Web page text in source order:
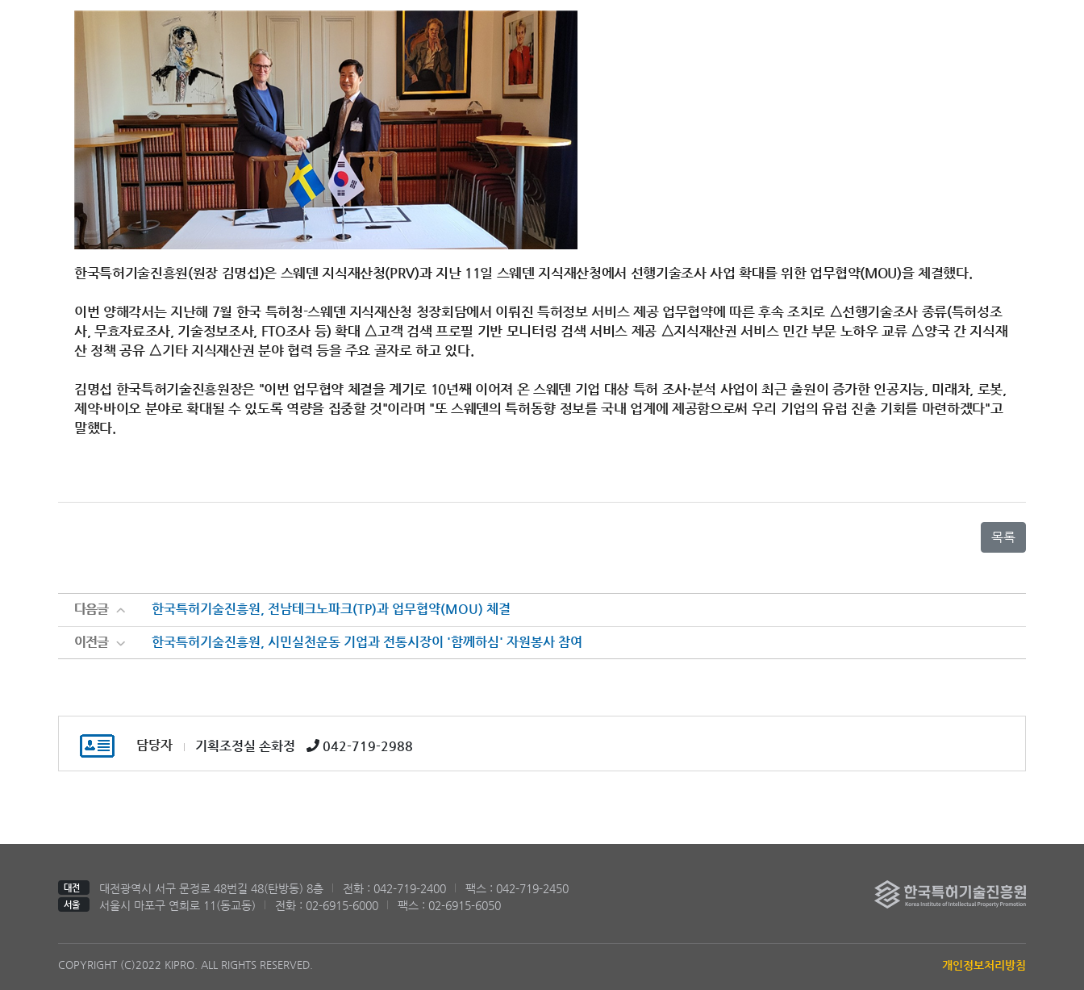
한국특허기술진흥원(원장 김명섭)은 스웨덴 지식재산청(PRV)과 지난 11일 스웨덴 지식재산청에서 선행기술조사 사업 확대를 위한 업무협약(MOU)을 체결했다.
이번 양해각서는 지난해 7월 한국 특허청-스웨덴 지식재산청 청장회담에서 이뤄진 특허정보 서비스 제공 업무협약에 따른 후속 조치로 △선행기술조사 종류(특허성조
사, 무효자료조사, 기술정보조사, FTO조사 등) 확대 △고객 검색 프로필 기반 모니터링 검색 서비스 제공 △지식재산권 서비스 민간 부문 노하우 교류 △양국 간 지식재
산 정책 공유 △기타 지식재산권 분야 협력 등을 주요 골자로 하고 있다.
김명섭 한국특허기술진흥원장은 "이번 업무협약 체결을 계기로 10년째 이어져 온 스웨덴 기업 대상 특허 조사·분석 사업이 최근 출원이 증가한 인공지능, 미래차, 로봇,
제약·바이오 분야로 확대될 수 있도록 역량을 집중할 것"이라며 "또 스웨덴의 특허동향 정보를 국내 업계에 제공함으로써 우리 기업의 유럽 진출 기회를 마련하겠다"고
말했다.
목록
다음글 한국특허기술진흥원, 전남테크노파크(TP)과 업무협약(MOU) 체결
다음글
이전글 한국특허기술진흥원, 시민실천운동 기업과 전통시장이 '함께하심' 자원봉사 참여
이전글
담당자 기획조정실 손화정 042-719-2988
대전 대전광역시 서구 문정로 48번길 48(탄방동) 8층 전화 : 042-719-2400 팩스 : 042-719-2450
서울 서울시 마포구 연희로 11(동교동) 전화 : 02-6915-6000 팩스 : 02-6915-6050
COPYRIGHT (C)2022 KIPRO. ALL RIGHTS RESERVED. 개인정보처리방침